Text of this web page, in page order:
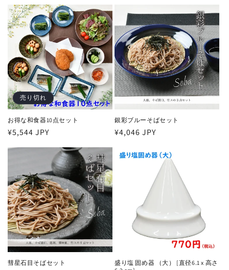
価
格
格
売り切れ
お得な和食器10点セット
通
¥5,544 JPY
銀彩ブルーそばセット
通
価
¥4,046 JPY
彗星石目そばセット
盛り塩 固め器 （大） [直径6.1 x 高さ